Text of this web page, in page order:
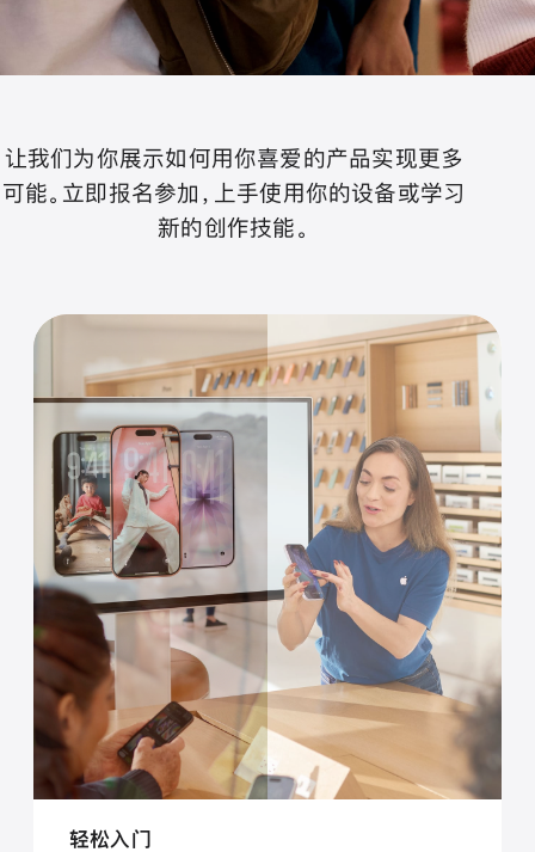
让我们为你展示如何用你喜爱的产品实现更多
可能。立即报名参加，上手使用你的设备或学习
新的创作技能。
轻松入门